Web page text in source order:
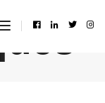
toggle